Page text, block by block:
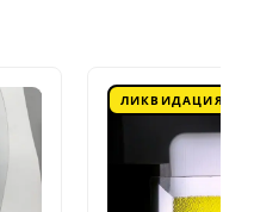
ЛИКВИДАЦИЯ